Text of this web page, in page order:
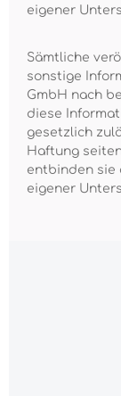
eigener
Sämtliche
sonstige
GmbH nach
diese
gesetzlich
Haftung
entbinden sie
eigener